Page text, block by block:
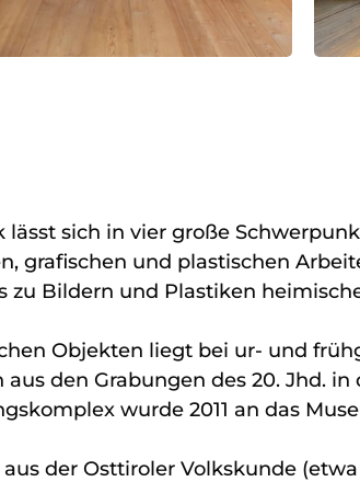
sich in vier große
grafischen und plastischen
Bildern und Plastiken
Objekten liegt bei ur- und
den Grabungen des 20. Jhd. in
wurde 2011 an das
der Osttiroler Volkskunde